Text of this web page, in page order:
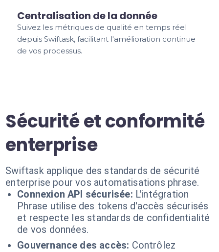
Centralisation de la donnée
Suivez les métriques de qualité en temps réel
depuis Swiftask, facilitant l'amélioration continue
de vos processus.
Sécurité et conformité
enterprise
Swiftask applique des standards de sécurité
enterprise pour vos automatisations phrase.
Connexion API sécurisée: L'intégration
Phrase utilise des tokens d'accès sécurisés
et respecte les standards de confidentialité
de vos données.
Gouvernance des accès: Contrôlez